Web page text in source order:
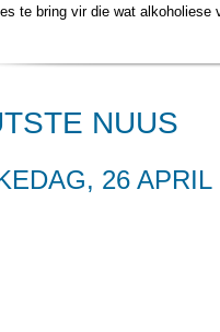
te bring vir die wat alkoholiese
NUUS
26 APRIL